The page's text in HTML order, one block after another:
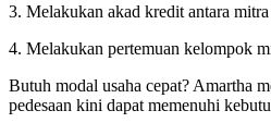
3. Melakukan akad kredit antara
4. Melakukan pertemuan kelompok
Butuh modal usaha cepat? Amartha
pedesaan kini dapat memenuhi